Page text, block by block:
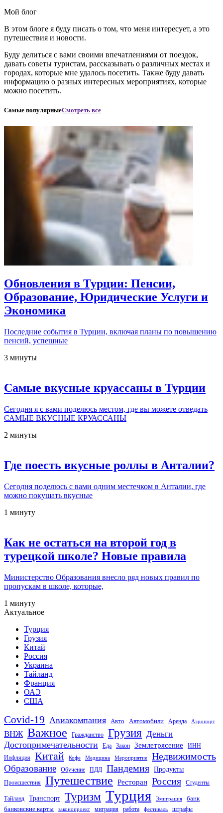
Мой блог
В этом блоге я буду писать о том, что меня интересует, а это
путешествия и новости.
Буду делиться с вами своими впечатлениями от поездок,
давать советы туристам, рассказывать о различных местах и
городах, которые мне удалось посетить. Также буду давать
информацию о разных интересных мероприятиях, которые
можно посетить.
Самые популярныеСмотреть все
Обновления в Турции: Пенсии,
Образование, Юридические Услуги и
Экономика
Последние события в Турции, включая планы по повышению
пенсий, успешные
3 минуты
Самые вкусные круассаны в Турции
Сегодня я с вами поделюсь местом, где вы можете отведать
САМЫЕ ВКУСНЫЕ КРУАССАНЫ
2 минуты
Где поесть вкусные роллы в Анталии?
Сегодня поделюсь с вами одним местечком в Анталии, где
можно покушать вкусные
1 минуту
Как не остаться на второй год в
турецкой школе? Новые правила
Министерство Образования внесло ряд новых правил по
пропускам в школе, которые,
1 минуту
Актуальное
Турция
Грузия
Китай
Россия
Украина
Тайланд
Франция
ОАЭ
США
Covid-19 Авиакомпания Авто Автомобили Аренда Аэропорт
ВНЖ Важное Гражданство Грузия Деньги
Достопримечательности
Еда Закон Землетрясение
ИНН
Инфляция
Китай Кофе Медицина Мероприятие Недвижимость
Образование Обучение ПДД Пандемия Продукты
Происшествия Путешествие Ресторан Россия Студенты
Тайланд Транспорт Туризм Турция Эмиграция
банк
банковские карты
законопроект миграция работа фестиваль штрафы